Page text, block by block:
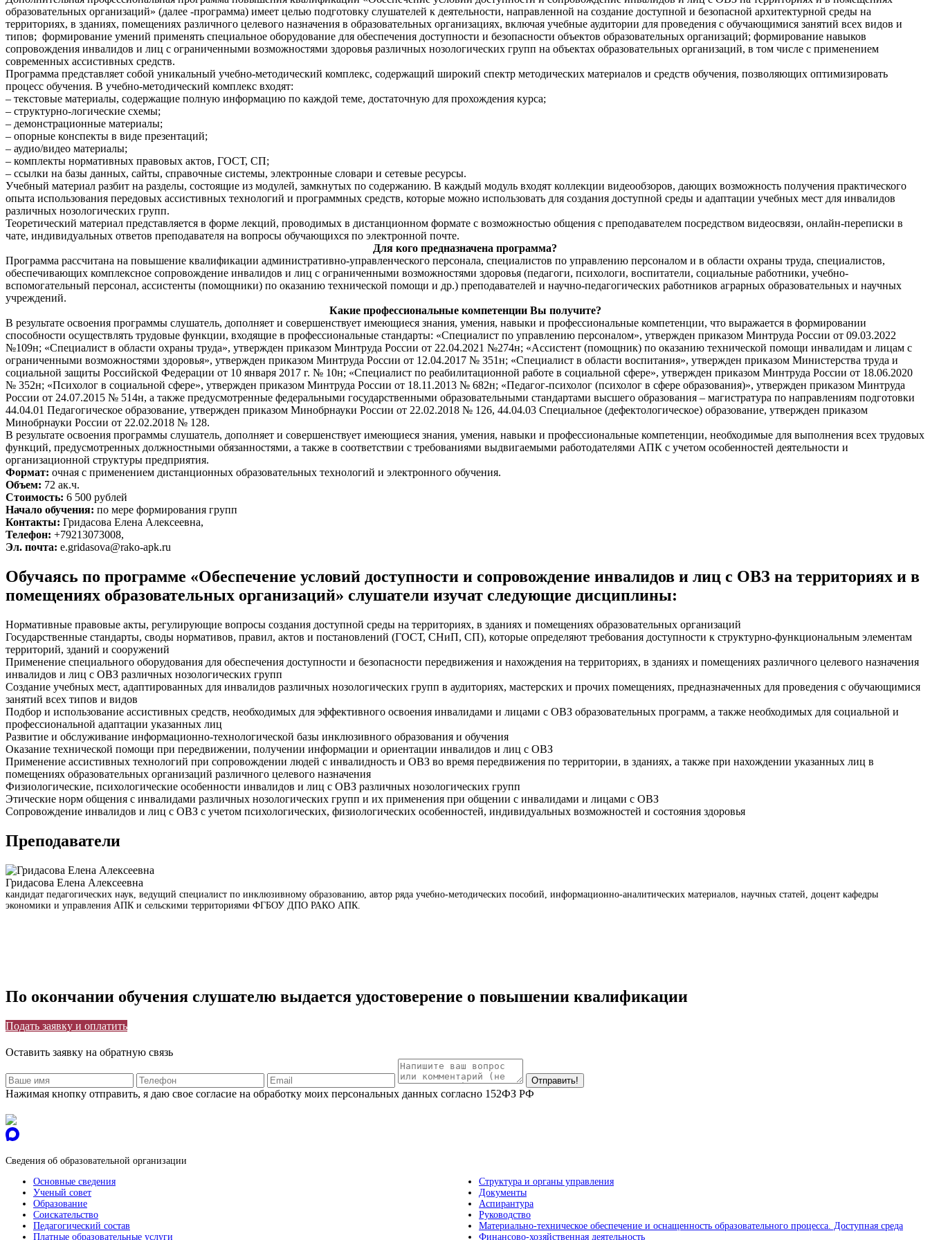
образовательных организаций» (далее -программа) имеет целью подготовку слушателей к деятельности, направленной на создание доступной и безопасной архитектурной среды на
территориях, в зданиях, помещениях различного целевого назначения в образовательных организациях, включая учебные аудитории для проведения с обучающимися занятий всех видов и
типов; формирование умений применять специальное оборудование для обеспечения доступности и безопасности объектов образовательных организаций; формирование навыков
сопровождения инвалидов и лиц с ограниченными возможностями здоровья различных нозологических групп на объектах образовательных организаций, в том числе с применением
современных ассистивных средств.
Программа представляет собой уникальный учебно-методический комплекс, содержащий широкий спектр методических материалов и средств обучения, позволяющих оптимизировать
процесс обучения. В учебно-методический комплекс входят:
– текстовые материалы, содержащие полную информацию по каждой теме, достаточную для прохождения курса;
– структурно-логические схемы;
– демонстрационные материалы;
– опорные конспекты в виде презентаций;
– аудио/видео материалы;
– комплекты нормативных правовых актов, ГОСТ, СП;
– ссылки на базы данных, сайты, справочные системы, электронные словари и сетевые ресурсы.
Учебный материал разбит на разделы, состоящие из модулей, замкнутых по содержанию. В каждый модуль входят коллекции видеообзоров, дающих возможность получения практического
опыта использования передовых ассистивных технологий и программных средств, которые можно использовать для создания доступной среды и адаптации учебных мест для инвалидов
различных нозологических групп.
Теоретический материал представляется в форме лекций, проводимых в дистанционном формате с возможностью общения с преподавателем посредством видеосвязи, онлайн-переписки в
чате, индивидуальных ответов преподавателя на вопросы обучающихся по электронной почте.
Для кого предназначена программа?
Программа рассчитана на повышение квалификации административно-управленческого персонала, специалистов по управлению персоналом и в области охраны труда, специалистов,
обеспечивающих комплексное сопровождение инвалидов и лиц с ограниченными возможностями здоровья (педагоги, психологи, воспитатели, социальные работники, учебно-
вспомогательный персонал, ассистенты (помощники) по оказанию технической помощи и др.) преподавателей и научно-педагогических работников аграрных образовательных и научных
учреждений.
Какие профессиональные компетенцииВы получите?
В результате освоения программы слушатель, дополняет и совершенствует имеющиеся знания, умения, навыки и профессиональные компетенции, что выражается в формировании
способности осуществлять трудовые функции, входящие в профессиональные стандарты: «Специалист по управлению персоналом», утвержден приказом Минтруда России от 09.03.2022
№109н; «Специалист в области охраны труда», утвержден приказом Минтруда России от 22.04.2021 №274н; «Ассистент (помощник) по оказанию технической помощи инвалидам и лицам с
ограниченными возможностями здоровья», утвержден приказом Минтруда России от 12.04.2017 № 351н; «Специалист в области воспитания», утвержден приказом Министерства труда и
социальной защиты Российской Федерации от 10 января 2017 г. № 10н; «Специалист по реабилитационной работе в социальной сфере», утвержден приказом Минтруда России от 18.06.2020
№ 352н; «Психолог в социальной сфере», утвержден приказом Минтруда России от 18.11.2013 № 682н; «Педагог-психолог (психолог в сфере образования)», утвержден приказом Минтруда
России от 24.07.2015 № 514н, а также предусмотренные федеральными государственными образовательными стандартами высшего образования – магистратура по направлениям подготовки
44.04.01 Педагогическое образование, утвержден приказом Минобрнауки России от 22.02.2018 № 126, 44.04.03 Специальное (дефектологическое) образование, утвержден приказом
Минобрнауки России от 22.02.2018 № 128.
В результате освоения программы слушатель, дополняет и совершенствует имеющиеся знания, умения, навыки и профессиональные компетенции, необходимые для выполнения всех трудовых
функций, предусмотренных должностными обязанностями, а также в соответствии с требованиями выдвигаемыми работодателями АПК с учетом особенностей деятельности и
организационной структуры предприятия.
Формат: очная с применением дистанционных образовательных технологий и электронного обучения.
Объем: 72 ак.ч.
Стоимость: 6 500 рублей
Начало обучения: по мере формирования групп
Контакты: Гридасова Елена Алексеевна,
Телефон: +79213073008,
Эл. почта: e.gridasova@rako-apk.ru
Обучаясь по программе «Обеспечение условий доступности и сопровождение инвалидов и лиц с ОВЗ на территориях и в
помещениях образовательных организаций» слушатели изучат следующие дисциплины:
Нормативные правовые акты, регулирующие вопросы создания доступной среды на территориях, в зданиях и помещениях образовательных организаций
Государственные стандарты, своды нормативов, правил, актов и постановлений (ГОСТ, СНиП, СП), которые определяют требования доступности к структурно-функциональным элементам
территорий, зданий и сооружений
Применение специального оборудования для обеспечения доступности и безопасности передвижения и нахождения на территориях, в зданиях и помещениях различного целевого назначения
инвалидов и лиц с ОВЗ различных нозологических групп
Создание учебных мест, адаптированных для инвалидов различных нозологических групп в аудиториях, мастерских и прочих помещениях, предназначенных для проведения с обучающимися
занятий всех типов и видов
Подбор и использование ассистивных средств, необходимых для эффективного освоения инвалидами и лицами с ОВЗ образовательных программ, а также необходимых для социальной и
профессиональной адаптации указанных лиц
Развитие и обслуживание информационно-технологической базы инклюзивного образования и обучения
Оказание технической помощи при передвижении, получении информации и ориентации инвалидов и лиц с ОВЗ
Применение ассистивных технологий при сопровождении людей с инвалидность и ОВЗ во время передвижения по территории, в зданиях, а также при нахождении указанных лиц в
помещениях образовательных организаций различного целевого назначения
Физиологические, психологические особенности инвалидов и лиц с ОВЗ различных нозологических групп
Этические норм общения с инвалидами различных нозологических групп и их применения при общении с инвалидами и лицами с ОВЗ
Сопровождение инвалидов и лиц с ОВЗ с учетом психологических, физиологических особенностей, индивидуальных возможностей и состояния здоровья
Преподаватели
Гридасова Елена Алексеевна
кандидат педагогических наук, ведущий специалист по инклюзивному образованию, автор ряда учебно-методических пособий, информационно-аналитических материалов, научных статей, доцент кафедры
экономики и управления АПК и сельскими территориями ФГБОУ ДПО РАКО АПК.
По окончании обучения слушателю выдается удостоверение о повышении квалификации
Подать заявку и оплатить
Оставить заявку на обратную связь
Нажимая кнопку отправить, я даю свое согласие на обработку моих персональных данных согласно 152ФЗ РФ
Сведения об образовательной организации
Основные сведения
Структура и органы управления
Ученый совет
Документы
Образование
Аспирантура
Соискательство
Руководство
Педагогический состав
Материально-техническое обеспечение и оснащенность образовательного процесса. Доступная среда
Платные образовательные услуги
Финансово-хозяйственная деятельность